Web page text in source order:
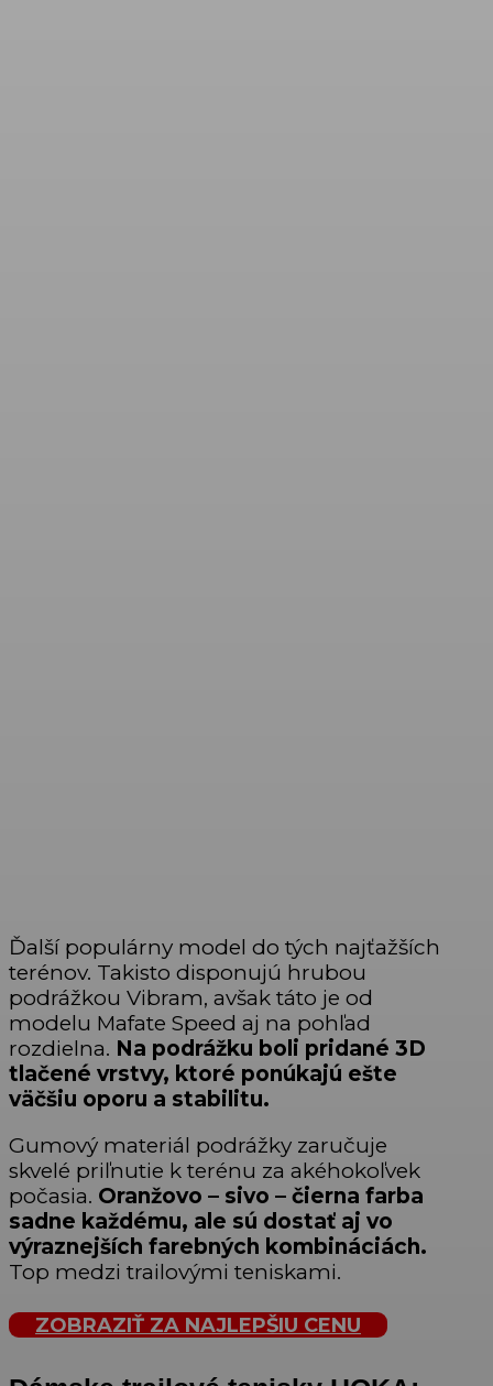
Ďalší populárny model do tých najťažších
terénov. Takisto disponujú hrubou
podrážkou Vibram, avšak táto je od
modelu Mafate Speed aj na pohľad
rozdielna. Na podrážku boli pridané 3D
tlačené vrstvy, ktoré ponúkajú ešte
väčšiu oporu a stabilitu.
Gumový materiál podrážky zaručuje
skvelé priľnutie k terénu za akéhokoľvek
počasia. Oranžovo – sivo – čierna farba
sadne každému, ale sú dostať aj vo
výraznejších farebných kombináciách.
Top medzi trailovými teniskami.
ZOBRAZIŤ ZA NAJLEPŠIU CENU